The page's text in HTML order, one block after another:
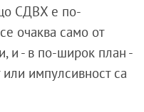
СДВХ е по-
очаква само от
и - в по-широк план -
импулсивност са